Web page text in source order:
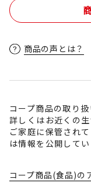
商品の声とは？
コープ商品の取り
詳しくはお近くの
ご家庭に保管され
は情報を公開してい
コープ商品(食品)の